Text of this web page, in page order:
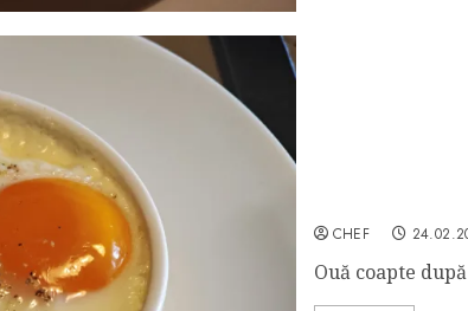
CHEF
Ouă coapte